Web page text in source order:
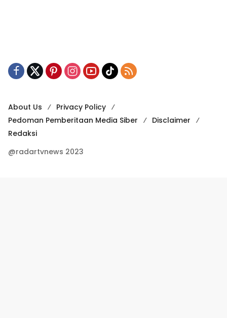
About Us
Privacy Policy
Pedoman Pemberitaan Media Siber
Disclaimer
Redaksi
@radartvnews 2023